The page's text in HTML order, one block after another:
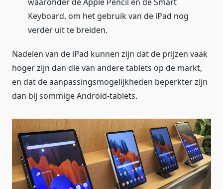
Keyboard, om het gebruik van de iPad nog
verder uit te breiden.
Nadelen van de iPad kunnen zijn dat de prijzen vaak
hoger zijn dan die van andere tablets op de markt,
en dat de aanpassingsmogelijkheden beperkter zijn
dan bij sommige Android-tablets.